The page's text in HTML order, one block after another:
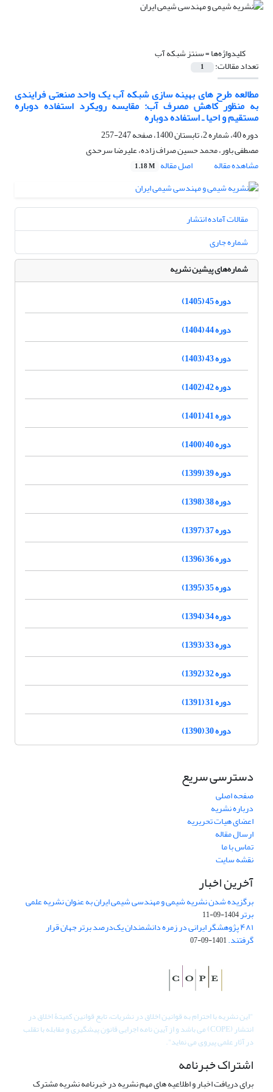
کلیدواژه‌ها =سنتز شبکه آب
تعداد مقالات: 1
مطالعه طرح های بهینه سازی شبکه آب یک واحد صنعتی فرایندی
به منظور کاهش مصرف آب: مقایسه رویکرد استفاده دوباره
مستقیم و احیا ـ استفاده دوباره
دوره 40، شماره 2، تابستان 1400، صفحه
247-257
مصطفی باور، محمد حسین صراف زاده، علیرضا سرحدی
مشاهده مقاله
اصل مقاله 1.18 M
مقالات آماده انتشار
شماره جاری
شماره‌های پیشین نشریه
دوره 45 (1405)
دوره 44 (1404)
دوره 43 (1403)
دوره 42 (1402)
دوره 41 (1401)
دوره 40 (1400)
دوره 39 (1399)
دوره 38 (1398)
دوره 37 (1397)
دوره 36 (1396)
دوره 35 (1395)
دوره 34 (1394)
دوره 33 (1393)
دوره 32 (1392)
دوره 31 (1391)
دوره 30 (1390)
دسترسی سریع
صفحه اصلی
درباره نشریه
اعضای هیات تحریریه
ارسال مقاله
تماس با ما
نقشه سایت
آخرین اخبار
برگزیده شدن نشریه شیمی و مهندسی شیمی ایران به عنوان نشریه علمی
برتر1404-09-11
۴۸۱ پژوهشگر ایرانی در زمره دانشمندان یک‌درصد برتر جهان قرار
گرفتند.1401-09-07
"این نشریه با احترام به قوانین اخلاق در نشریات، تابع قوانین کمیتۀ اخلاق در
انتشار (COPE) می باشد و از آیین نامه اجرایی قانون پیشگیری و مقابله با تقلب
در آثار علمی پیروی می نماید".
اشتراک خبرنامه
برای دریافت اخبار و اطلاعیه های مهم نشریه در خبرنامه نشریه مشترک